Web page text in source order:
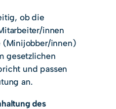
ob die
innen
(Minijobber/innen)
gesetzlichen
und passen
an.
des